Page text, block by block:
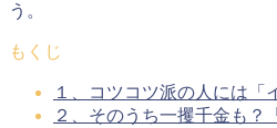
う。
もくじ
１、コツコツ派の人には「
２、そのうち一攫千金も？